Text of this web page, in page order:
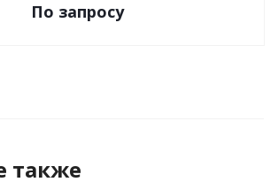
По запросу
также